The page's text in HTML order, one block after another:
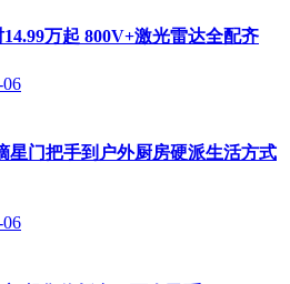
万起 800V+激光雷达全配齐
06
星门把手到户外厨房硬派生活方式
06